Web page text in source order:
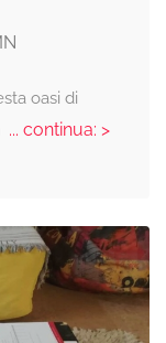
oasi di
... continua: >